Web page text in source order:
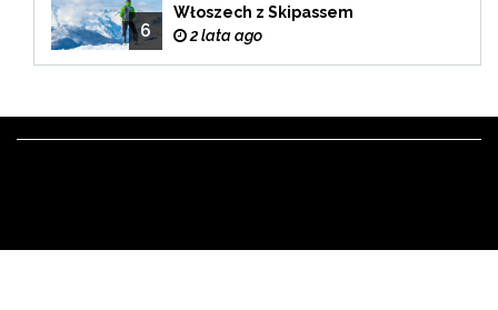
6
Włoszech z Skipassem
2 lata ago